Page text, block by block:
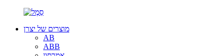
מוצרים של יצרן
AB
ABB